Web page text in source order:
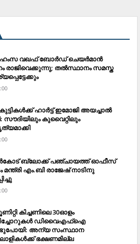
ഹംസ വഖഫ് ബോര്‍ഡ് ചെയര്‍മാന്‍
രാജിവെക്കുന്നു; തല്‍സ്ഥാനം സമസ്ത
ഹാര്‍ട്ട് ഇമോജി അയച്ചാല്‍
സൗദിയിലും കുവൈറ്റിലും
ബ്ലോക്ക് പഞ്ചായത്ത് ഓഫീസ്
മന്ത്രി എം.ബി രാജേഷ് നാടിനു
കിച്ചണിലെ 30ഓളം
ഡിവൈഎഫ്‌ഐ
അന്യ സംസ്ഥാന
ഭക്ഷണമില്ല